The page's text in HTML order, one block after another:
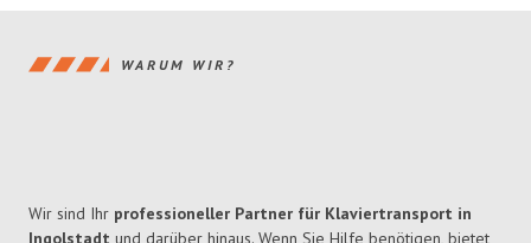
WARUM WIR?
Wir sind Ihr professioneller Partner für Klaviertransport in
Ingolstadt und darüber hinaus. Wenn Sie Hilfe benötigen, bietet